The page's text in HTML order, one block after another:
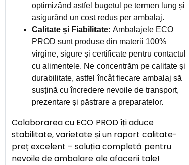
optimizând astfel bugetul pe termen lung și
asigurând un cost redus per ambalaj.
Calitate și Fiabilitate: Ambalajele ECO
PROD sunt produse din materii 100%
virgine, sigure și certificate pentru contactul
cu alimentele. Ne concentrăm pe calitate și
durabilitate, astfel încât fiecare ambalaj să
susțină cu încredere nevoile de transport,
prezentare și păstrare a preparatelor.
Colaborarea cu ECO PROD îți aduce
stabilitate, varietate și un raport calitate-
preț excelent – soluția completă pentru
nevoile de ambalare ale afacerii tale!